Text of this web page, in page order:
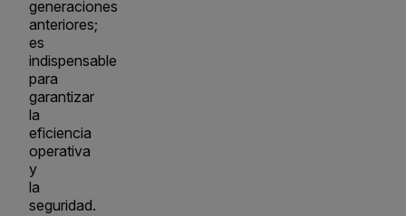
generaciones
anteriores;
es
indispensable
para
garantizar
la
eficiencia
operativa
y
la
seguridad.